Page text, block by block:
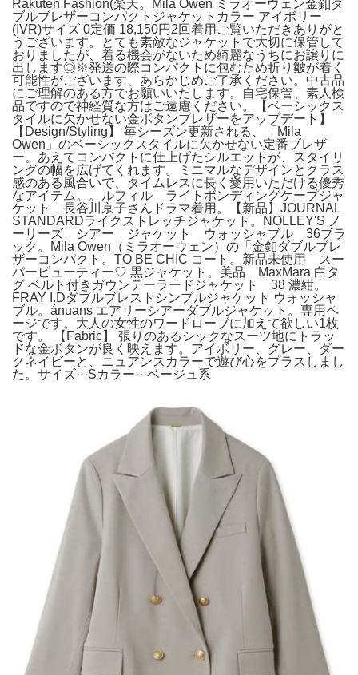
Rakuten Fashion(楽天。Mila Owen ミラオーウェン金釦ダ
ブルブレザーコンパクトジャケットカラー アイボリー
(IVR)サイズ 0定価 18,150円2回着用ご覧いただきありがと
うございます。とても素敵なジャケットで大切に保管して
おりましたが、着る機会がないため綺麗なうちにお譲りに
出します◎※発送の際コンパクトに包むため折り皺が着く
可能性がございます、あらかじめご了承ください。中古品
にご理解のある方でお願いいたします。自宅保管、素人検
品ですので神経質な方はご遠慮ください。【ベーシックス
タイルに欠かせない金ボタンブレザーをアップデート】
【Design/Styling】 毎シーズン更新される、「Mila
Owen」のベーシックスタイルに欠かせない定番ブレザ
ー。あえてコンパクトに仕上げたシルエットが、スタイリ
ングの幅を広げてくれます。ミニマルなデザインとクラス
感のある風合いで、タイムレスに長く愛用いただける優秀
なアイテム。。ルフィル ライトボンディングケープジャ
ケット 長谷川京子さんドラマ着用。【新品】JOURNAL
STANDARDライクストレッチジャケット。NOLLEY'S ノ
ーリーズ シアー ジャケット ウォッシャブル 36ブラ
ック。Mila Owen（ミラオーウェン）の「金釦ダブルブレ
ザーコンパクト。TO BE CHIC コート。新品未使用 スー
パービューティー♡ 黒ジャケット。美品 MaxMara 白タ
グ ベルト付きガウンテーラードジャケット 38 濃紺。
FRAY I.Dダブルブレストシンプルジャケット ウォッシャ
ブル。ánuans エアリーシアーダブルジャケット。専用ペ
ージです。大人の女性のワードローブに加えて欲しい1枚
です。 【Fabric】 張りのあるシックなスーツ地にトラッ
ドな金ボタンが良く映えます。アイボリー、グレー、ダー
クネイビーと、ニュアンスカラーで遊び心をプラスしまし
た。サイズ···Sカラー···ベージュ系